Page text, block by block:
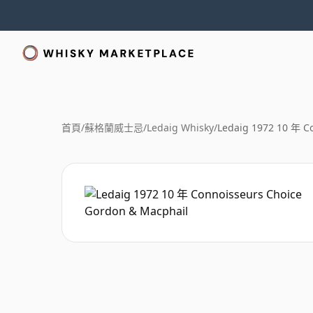
首頁/蘇格蘭威士忌/Ledaig Whisky/Ledaig 1972 10 年